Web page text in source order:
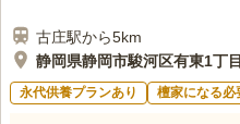
古庄駅から5km
静岡県静岡市駿河区有東1丁
永代供養プランあり 檀家になる必